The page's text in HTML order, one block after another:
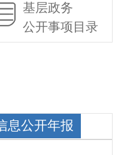
基层政务
公开事项目录
息公开年报